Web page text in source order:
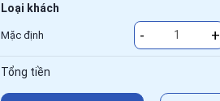
Loại khách
Mặc định - +
Tổng tiền